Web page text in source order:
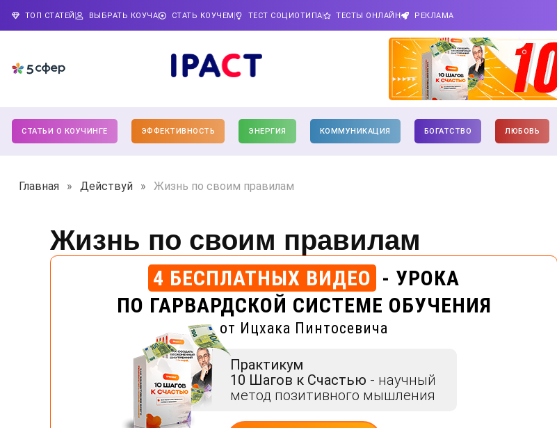
ТОП СТАТЕЙ ВЫБРАТЬ КОУЧА СТАТЬ КОУЧЕМ ТЕСТ СОЦИОТИПА ТЕСТЫ ОНЛАЙН РЕКЛАМА
СТАТЬИ О КОУЧИНГЕ ЭФФЕКТИВНОСТЬ ЭНЕРГИЯ КОММУНИКАЦИЯ БОГАТСТВО ЛЮБОВЬ
Главная » Действуй » Жизнь по своим правилам
Жизнь по своим правилам
4 БЕСПЛАТНЫХ ВИДЕО - УРОКА
ПО ГАРВАРДСКОЙ СИСТЕМЕ ОБУЧЕНИЯ
от Ицхака Пинтосевича
Практикум
10 Шагов к Счастью - научный
метод позитивного мышления